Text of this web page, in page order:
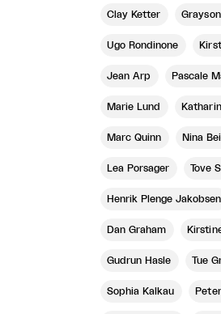
Clay Ketter
Ugo Rondinone
Jean Arp Pascale
Marie Lund
Marc Quinn Nina
Lea Porsager Tove
Henrik Plenge Jakobsen
Dan Graham
Gudrun Hasle Tue
Sophia Kalkau